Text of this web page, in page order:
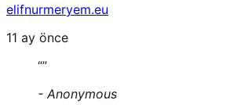
elifnurmeryem.eu
11 ay önce
“”
- Anonymous